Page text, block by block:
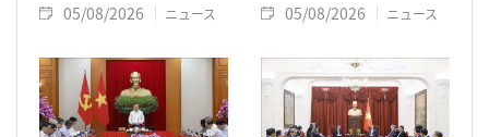
05/08/2026 ニュース 05/08/2026 ニュース